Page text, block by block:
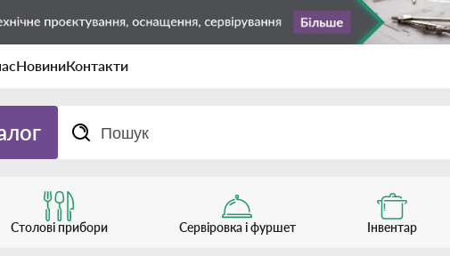
НовиниКонтакти
Столові прибори Сервіровка і фуршет Інвентар